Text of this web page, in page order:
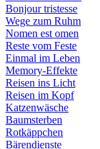
Bonjour tristesse
Wege zum Ruhm
Nomen est omen
Reste vom Feste
Einmal im Leben
Memory-Effekte
Reisen ins Licht
Reisen im Kopf
Katzenwäsche
Baumsterben
Rotkäppchen
Bärendienste